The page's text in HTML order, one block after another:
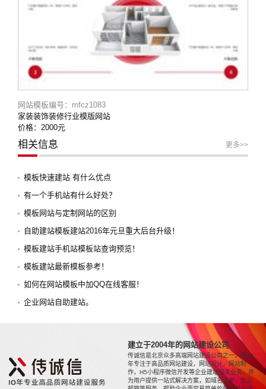
网站模板编号：mfcz1083
家装装饰装修行业模版网站
价格：2000元
相关信息 更多>>
模板快速建站 有什么优点
有一个手机站有什么好处？
模板网站与定制网站的区别
自助建站模板建站2016年元旦重大后台升级！
模板建站手机站模板站查询预览！
模板建站最新模板参考！
如何在网站模板中加QQ在线客服！
企业网站自助建站。
建立于2004年的网站建设公司
传诚信是北京众多高端网站建设公司之一，近20
年专注于高品质网站建设，网站设计，网站制
作，H5小程序微信开发等企业建站相关业务，并
为用户提供一站式解决方案，如域名注册，企业